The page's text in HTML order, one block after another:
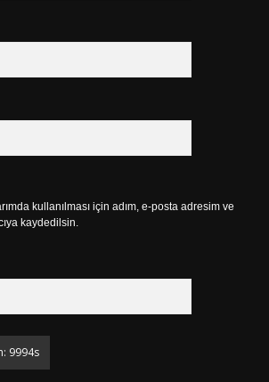
kullanılması için adım, e-posta adresim ve
kaydedilsin.